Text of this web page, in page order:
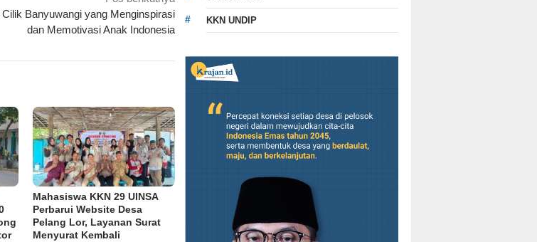
Banyuwangi yang Menginspirasi
dan Memotivasi Anak Indonesia
Mahasiswa KKN 29 UINSA
Perbarui Website Desa
Pelang Lor, Layanan Surat
Menyurat Kembali
KKN UNDIP